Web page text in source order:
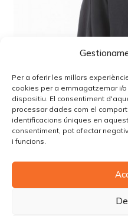
Per a oferir les millors
cookies per a emmagatzemar i/
dispositiu. El consentiment
processar dades com el
identificacions úniques en
consentiment, pot afectar
i funcions.
Lo siento, debes estar
comentario.
© Copyright Piùbella Models
Designed ByCreative